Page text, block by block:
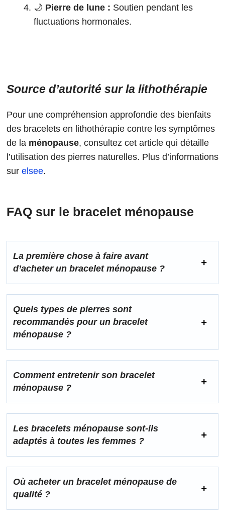
🌙 Pierre de lune : Soutien pendant les
fluctuations hormonales.
Source d’autorité sur la lithothérapie
Pour une compréhension approfondie des bienfaits
des bracelets en lithothérapie contre les symptômes
de la ménopause, consultez cet article qui détaille
l’utilisation des pierres naturelles. Plus d’informations
sur elsee.
FAQ sur le bracelet ménopause
La première chose à faire avant
d’acheter un bracelet ménopause ?
Quels types de pierres sont
recommandés pour un bracelet
ménopause ?
Comment entretenir son bracelet
ménopause ?
Les bracelets ménopause sont-ils
adaptés à toutes les femmes ?
Où acheter un bracelet ménopause de
qualité ?